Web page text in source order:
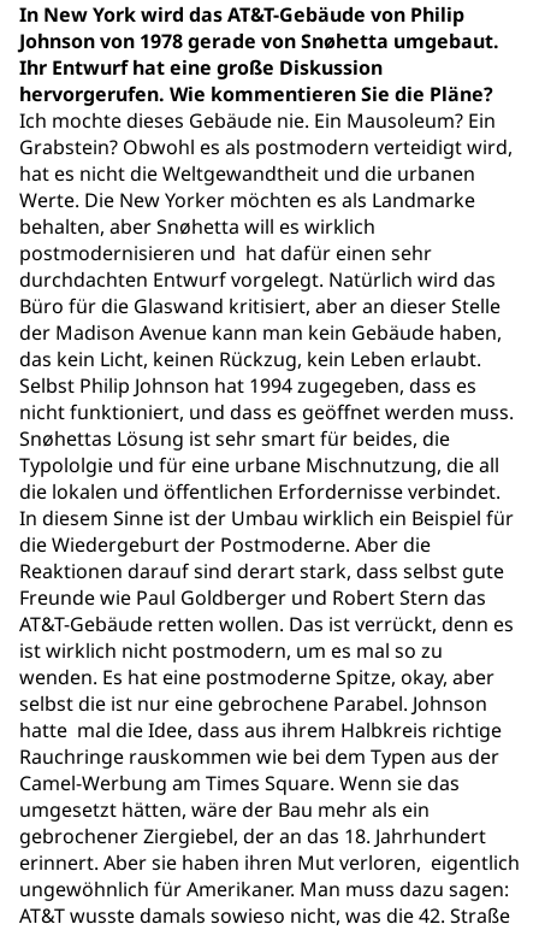
In New York wird das AT&T-Gebäude von Philip
Johnson von 1978 gerade von Snøhetta umgebaut.
Ihr Entwurf hat eine große Diskussion
hervorgerufen. Wie kommentieren Sie die Pläne?
Ich mochte dieses Gebäude nie. Ein Mausoleum? Ein
Grabstein? Obwohl es als postmodern verteidigt wird,
hat es nicht die Weltgewandtheit und die urbanen
Werte. Die New Yorker möchten es als Landmarke
behalten, aber Snøhetta will es wirklich
postmodernisieren und hat dafür einen sehr
durchdachten Entwurf vorgelegt. Natürlich wird das
Büro für die Glaswand kritisiert, aber an dieser Stelle
der Madison Avenue kann man kein Gebäude haben,
das kein Licht, keinen Rückzug, kein Leben erlaubt.
Selbst Philip Johnson hat 1994 zugegeben, dass es
nicht funktioniert, und dass es geöffnet werden muss.
Snøhettas Lösung ist sehr smart für beides, die
Typololgie und für eine urbane Mischnutzung, die all
die lokalen und öffentlichen Erfordernisse verbindet.
In diesem Sinne ist der Umbau wirklich ein Beispiel für
die Wiedergeburt der Postmoderne. Aber die
Reaktionen darauf sind derart stark, dass selbst gute
Freunde wie Paul Goldberger und Robert Stern das
AT&T-Gebäude retten wollen. Das ist verrückt, denn es
ist wirklich nicht postmodern, um es mal so zu
wenden. Es hat eine postmoderne Spitze, okay, aber
selbst die ist nur eine gebrochene Parabel. Johnson
hatte mal die Idee, dass aus ihrem Halbkreis richtige
Rauchringe rauskommen wie bei dem Typen aus der
Camel-Werbung am Times Square. Wenn sie das
umgesetzt hätten, wäre der Bau mehr als ein
gebrochener Ziergiebel, der an das 18. Jahrhundert
erinnert. Aber sie haben ihren Mut verloren, eigentlich
ungewöhnlich für Amerikaner. Man muss dazu sagen:
AT&T wusste damals sowieso nicht, was die 42. Straße